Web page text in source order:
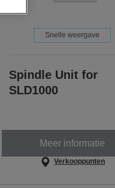
Snelle weergave
Spindle Unit for
SLD1000
Meer informatie
Verkooppunten